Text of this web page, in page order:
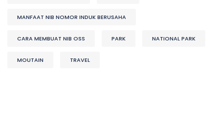
MANFAAT NIB NOMOR INDUK BERUSAHA
CARA MEMBUAT NIB OSS PARK NATIONAL PARK
MOUTAIN TRAVEL